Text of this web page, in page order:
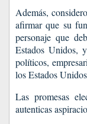
Además,
afirmar que su
personaje que
Estados Unidos,
políticos,
los Estados
Las promesas
autenticas